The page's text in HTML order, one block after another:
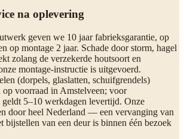
na oplevering
geven we 10 jaar fabrieksgarantie, op
op montage 2 jaar. Schade door storm, hagel
zolang de verzekerde houtsoort en
montage-instructie is uitgevoerd.
(dorpels, glaslatten, schuifgrendels)
op voorraad in Amstelveen; voor
5–10 werkdagen levertijd. Onze
door heel Nederland — een vervanging van
bijstellen van een deur is binnen één bezoek